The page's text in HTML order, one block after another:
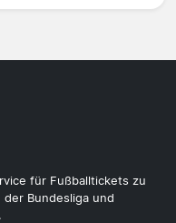
für Fußballtickets zu
Bundesliga und